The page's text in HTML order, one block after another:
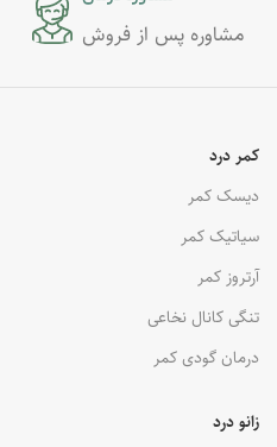
مشاوره پس از فروش
زانو درد
کمر درد
دیسک کمر
سیاتیک کمر
آرتروز کمر
تنگی کانال نخاعی
درمان گودی کمر